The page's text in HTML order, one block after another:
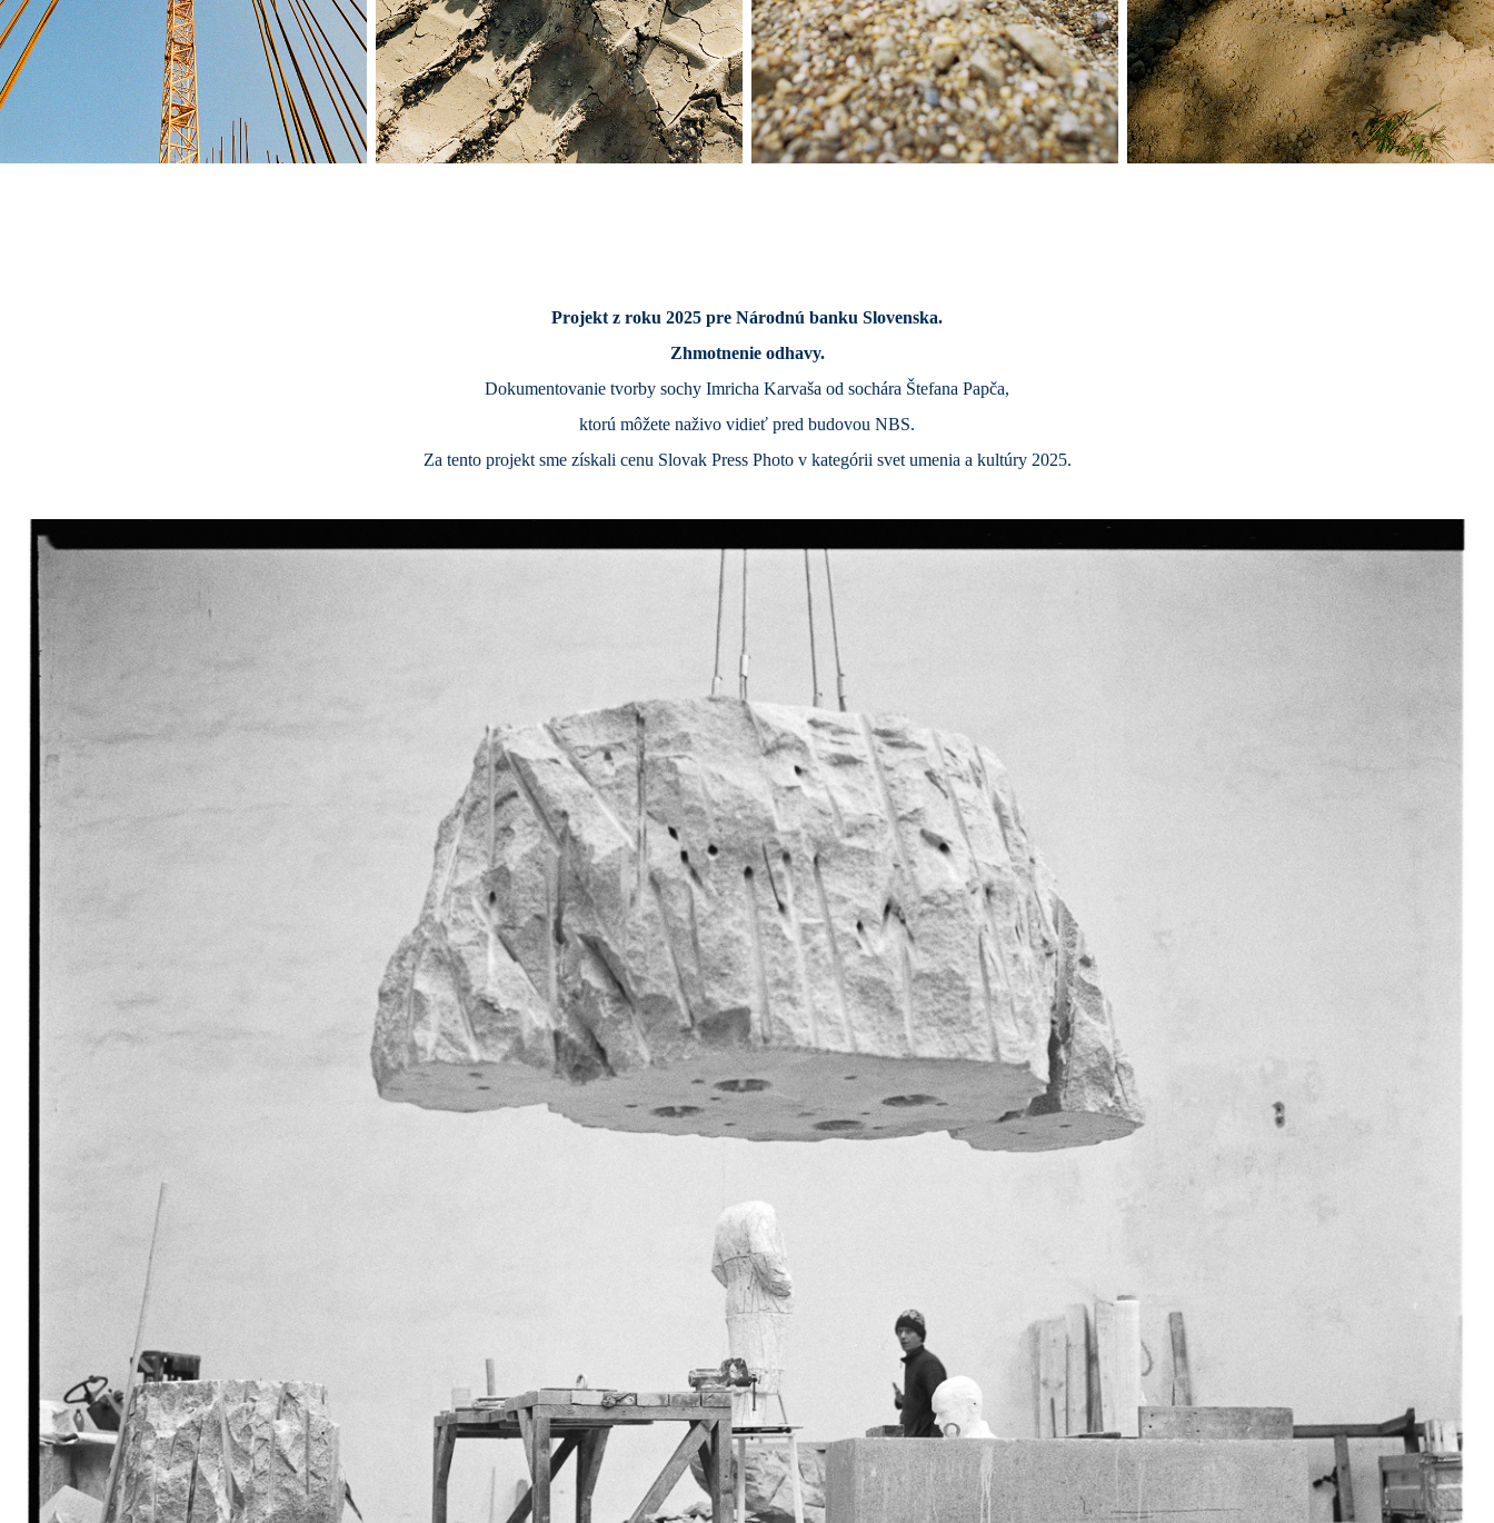
Projekt z roku 2025 pre Národnú banku Slovenska.
Zhmotnenie odhavy.
Dokumentovanie tvorby sochy Imricha Karvaša od sochára Štefana Papča,
ktorú môžete naživo vidieť pred budovou NBS.
Za tento projekt sme získali cenu Slovak Press Photo v kategórii svet umenia a kultúry 2025.